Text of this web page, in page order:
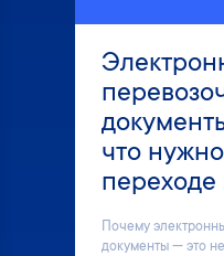
что
переходе
Почему
документы — это